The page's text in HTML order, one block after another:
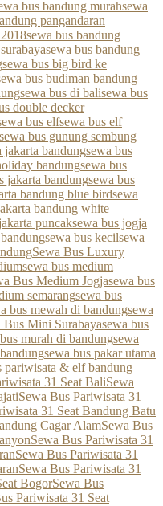
bus bandung murahsewa
pangandaran
sewa bus bandung
sewa bus bandung
sewa bus big bird ke
bus budiman bandung
sewa bus di balisewa bus
double decker
bus elfsewa bus elf
sewa bus gunung sembung
jakarta bandungsewa bus
bandungsewa bus
jakarta bandungsewa bus
bandung blue birdsewa
bandung white
puncaksewa bus jogja
sewa bus kecilsewa
Sewa Bus Luxury
sewa bus medium
Bus Medium Jogjasewa bus
semarangsewa bus
bus mewah di bandungsewa
Bus Mini Surabayasewa bus
murah di bandungsewa
sewa bus pakar utama
pariwisata & elf bandung
31 Seat BaliSewa
Sewa Bus Pariwisata 31
31 Seat Bandung Batu
Cagar AlamSewa Bus
Sewa Bus Pariwisata 31
Sewa Bus Pariwisata 31
Sewa Bus Pariwisata 31
BogorSewa Bus
Pariwisata 31 Seat